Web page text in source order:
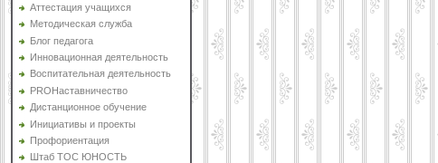
Аттестация учащихся
Методическая служба
Блог педагога
Инновационная деятельность
Воспитательная деятельность
PROНаставничество
Дистанционное обучение
Инициативы и проекты
Профориентация
Штаб ТОС ЮНОСТЬ